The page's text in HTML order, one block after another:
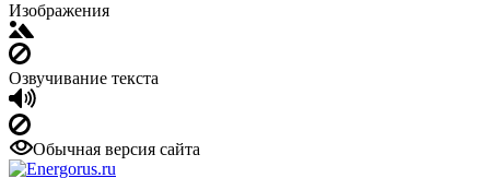
Изображения
Озвучивание текста
Обычная версия сайта